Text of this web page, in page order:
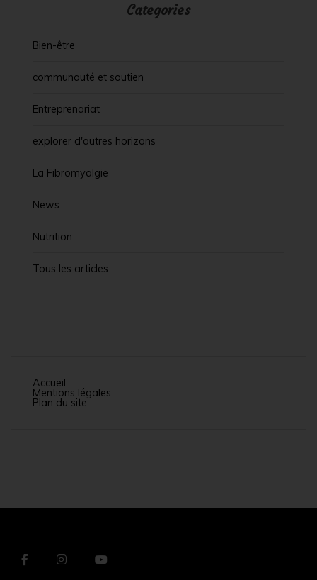
Categories
Bien-être
communauté et soutien
Entreprenariat
explorer d'autres horizons
La Fibromyalgie
News
Nutrition
Tous les articles
Accueil
Mentions légales
Plan du site